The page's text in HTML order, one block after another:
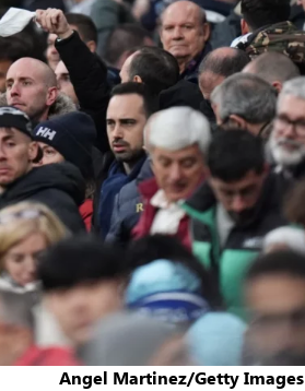
Angel Martinez/Getty Images